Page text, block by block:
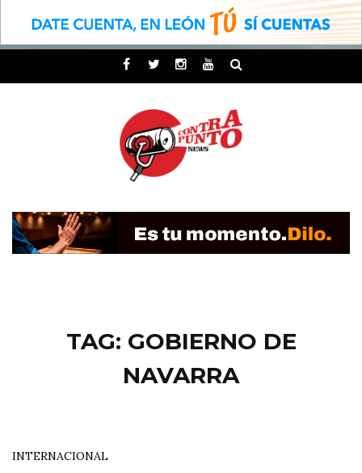
TAG: GOBIERNO DE
NAVARRA
INTERNACIONAL